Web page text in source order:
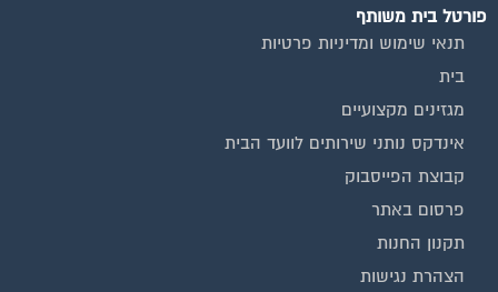
פורטל בית משותף
תנאי שימוש ומדיניות פרטיות
בית
מגזינים מקצועיים
אינדקס נותני שירותים לוועד הבית
קבוצת הפייסבוק
פרסום באתר
תקנון החנות
הצהרת נגישות